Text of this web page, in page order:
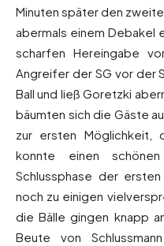
Minuten später den
abermals einem Debakel
scharfen Hereingabe
Angreifer der SG vor der
Ball und ließ Goretzki
bäumten sich die Gäste
zur ersten Möglichkeit,
konnte einen
Schlussphase der
noch zu einigen
die Bälle gingen knapp
Beute von